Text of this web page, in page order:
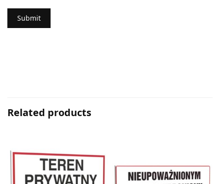
Related products